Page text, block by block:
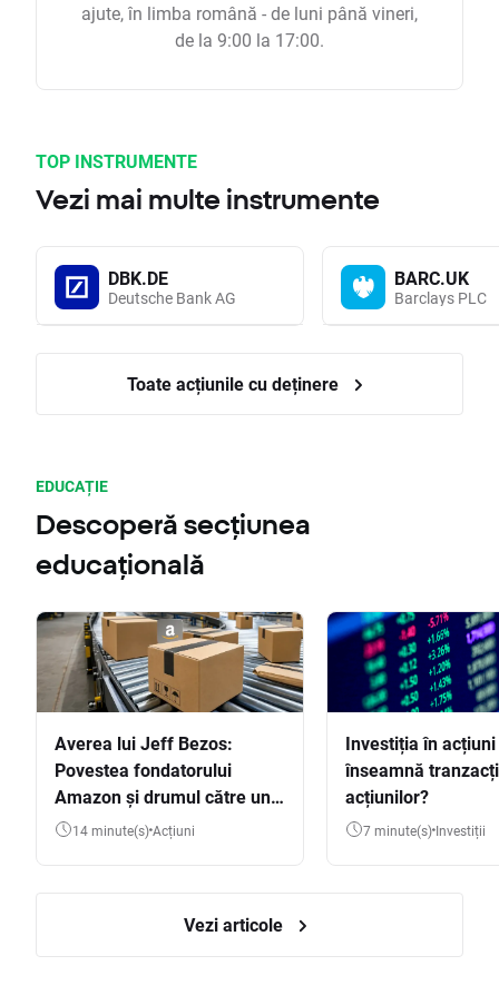
ajute, în limba română - de luni până vineri,
de la 9:00 la 17:00.
TOP INSTRUMENTE
Vezi mai multe instrumente
DBK.DE
Deutsche Bank AG
BARC.UK
Barclays PLC
Toate acțiunile cu deținere
EDUCAȚIE
Descoperă secțiunea
educațională
Averea lui Jeff Bezos:
Povestea fondatorului
Amazon și drumul către una
dintre cele mai mari averi
14 minute(s) Acțiuni
Investiția în
înseamnă
acțiunilor?
7 minute(s) Investiții
Vezi articole